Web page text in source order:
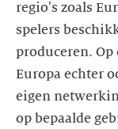
regio's zoals
spelers
produceren.
Europa echter
eigen
op bepaalde